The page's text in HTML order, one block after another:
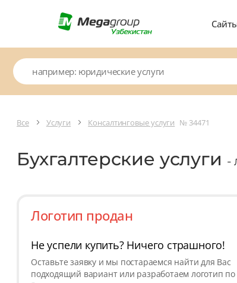
Все Услуги Консалтинговые услуги № 34471
Бухгалтерские услуги -
Логотип продан
Не успели купить? Ничего страшного!
Оставьте заявку и мы постараемся найти для Вас
подходящий вариант или разработаем логотип по